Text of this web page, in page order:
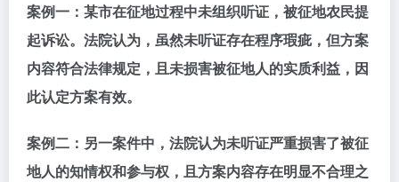
案例一：某市在征地过程中未组织听证，被征地农民提
起诉讼。法院认为，虽然未听证存在程序瑕疵，但方案
内容符合法律规定，且未损害被征地人的实质利益，因
此认定方案有效。
案例二：另一案件中，法院认为未听证严重损害了被征
地人的知情权和参与权，且方案内容存在明显不合理之